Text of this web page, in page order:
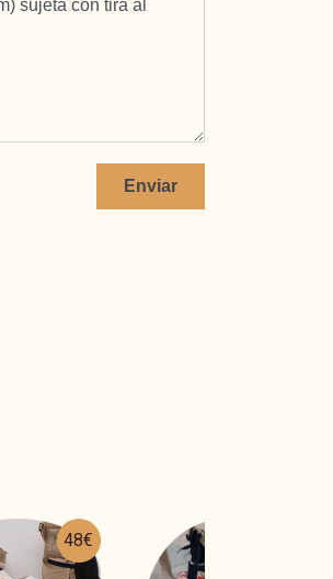
Enviar